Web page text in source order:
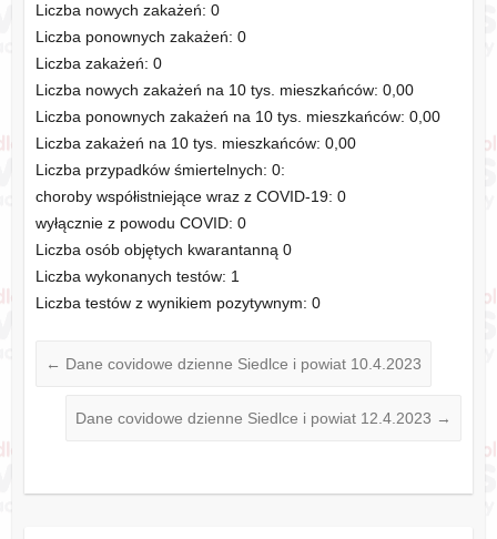
Liczba nowych zakażeń: 0
Liczba ponownych zakażeń: 0
Liczba zakażeń: 0
Liczba nowych zakażeń na 10 tys. mieszkańców: 0,00
Liczba ponownych zakażeń na 10 tys. mieszkańców: 0,00
Liczba zakażeń na 10 tys. mieszkańców: 0,00
Liczba przypadków śmiertelnych: 0:
choroby współistniejące wraz z COVID-19: 0
wyłącznie z powodu COVID: 0
Liczba osób objętych kwarantanną 0
Liczba wykonanych testów: 1
Liczba testów z wynikiem pozytywnym: 0
← Dane covidowe dzienne Siedlce i powiat 10.4.2023
Dane covidowe dzienne Siedlce i powiat 12.4.2023 →